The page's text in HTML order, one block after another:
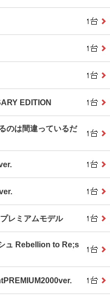
EDITION
のは間違っているだ
レミアムモデル
ュ Rebellion to Re;s